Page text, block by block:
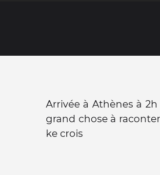
Arrivée à Athènes à
grand chose à
ke crois